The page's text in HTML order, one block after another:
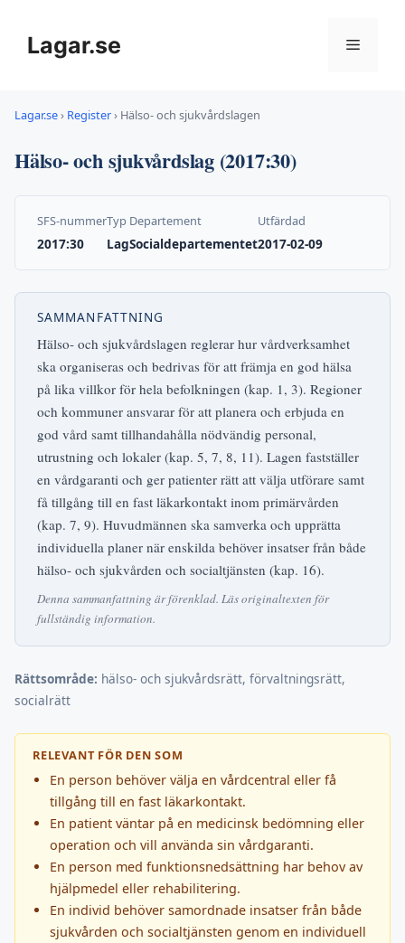
innehållLagar.se Meny
Lagar.se› Register› Hälso- och sjukvårdslagen
Hälso- och sjukvårdslag (2017:30)
SFS-nummer
2017:30
Typ
Lag
Departement
Socialdepartementet
Utfärdad
2017-02-09
SAMMANFATTNING
Hälso- och sjukvårdslagen reglerar hur vårdverksamhet
ska organiseras och bedrivas för att främja en god hälsa
på lika villkor för hela befolkningen (kap. 1, 3). Regioner
och kommuner ansvarar för att planera och erbjuda en
god vård samt tillhandahålla nödvändig personal,
utrustning och lokaler (kap. 5, 7, 8, 11). Lagen fastställer
en vårdgaranti och ger patienter rätt att välja utförare samt
få tillgång till en fast läkarkontakt inom primärvården
(kap. 7, 9). Huvudmännen ska samverka och upprätta
individuella planer när enskilda behöver insatser från både
hälso- och sjukvården och socialtjänsten (kap. 16).
Denna sammanfattning är förenklad. Läs originaltexten för
fullständig information.
Rättsområde: hälso- och sjukvårdsrätt, förvaltningsrätt,
socialrätt
RELEVANT FÖR DEN SOM
En person behöver välja en vårdcentral eller få
tillgång till en fast läkarkontakt.
En patient väntar på en medicinsk bedömning eller
operation och vill använda sin vårdgaranti.
En person med funktionsnedsättning har behov av
hjälpmedel eller rehabilitering.
En individ behöver samordnade insatser från både
sjukvården och socialtjänsten genom en individuell